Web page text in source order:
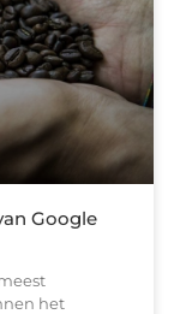
Google
het